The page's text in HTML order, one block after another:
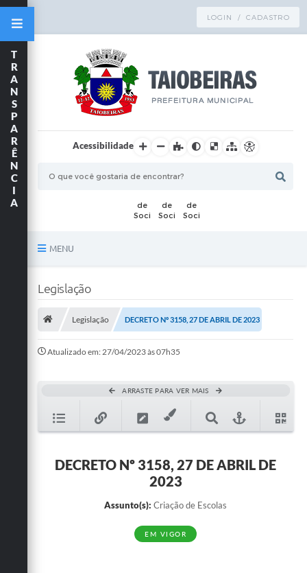
LOGIN / CADASTRO
Acessibilidade
MENU
Mapa do Site
T
R
A
N
S
P
A
R
Ê
N
C
I
A
Legislação
Legislação DECRETO Nº 3158, 27 DE ABRIL DE 2023
Atualizado em: 27/04/2023 às 07h35
ARRASTE PARA VER MAIS
DECRETO Nº 3158, 27 DE ABRIL DE
2023
Assunto(s): Criação de Escolas
EM VIGOR